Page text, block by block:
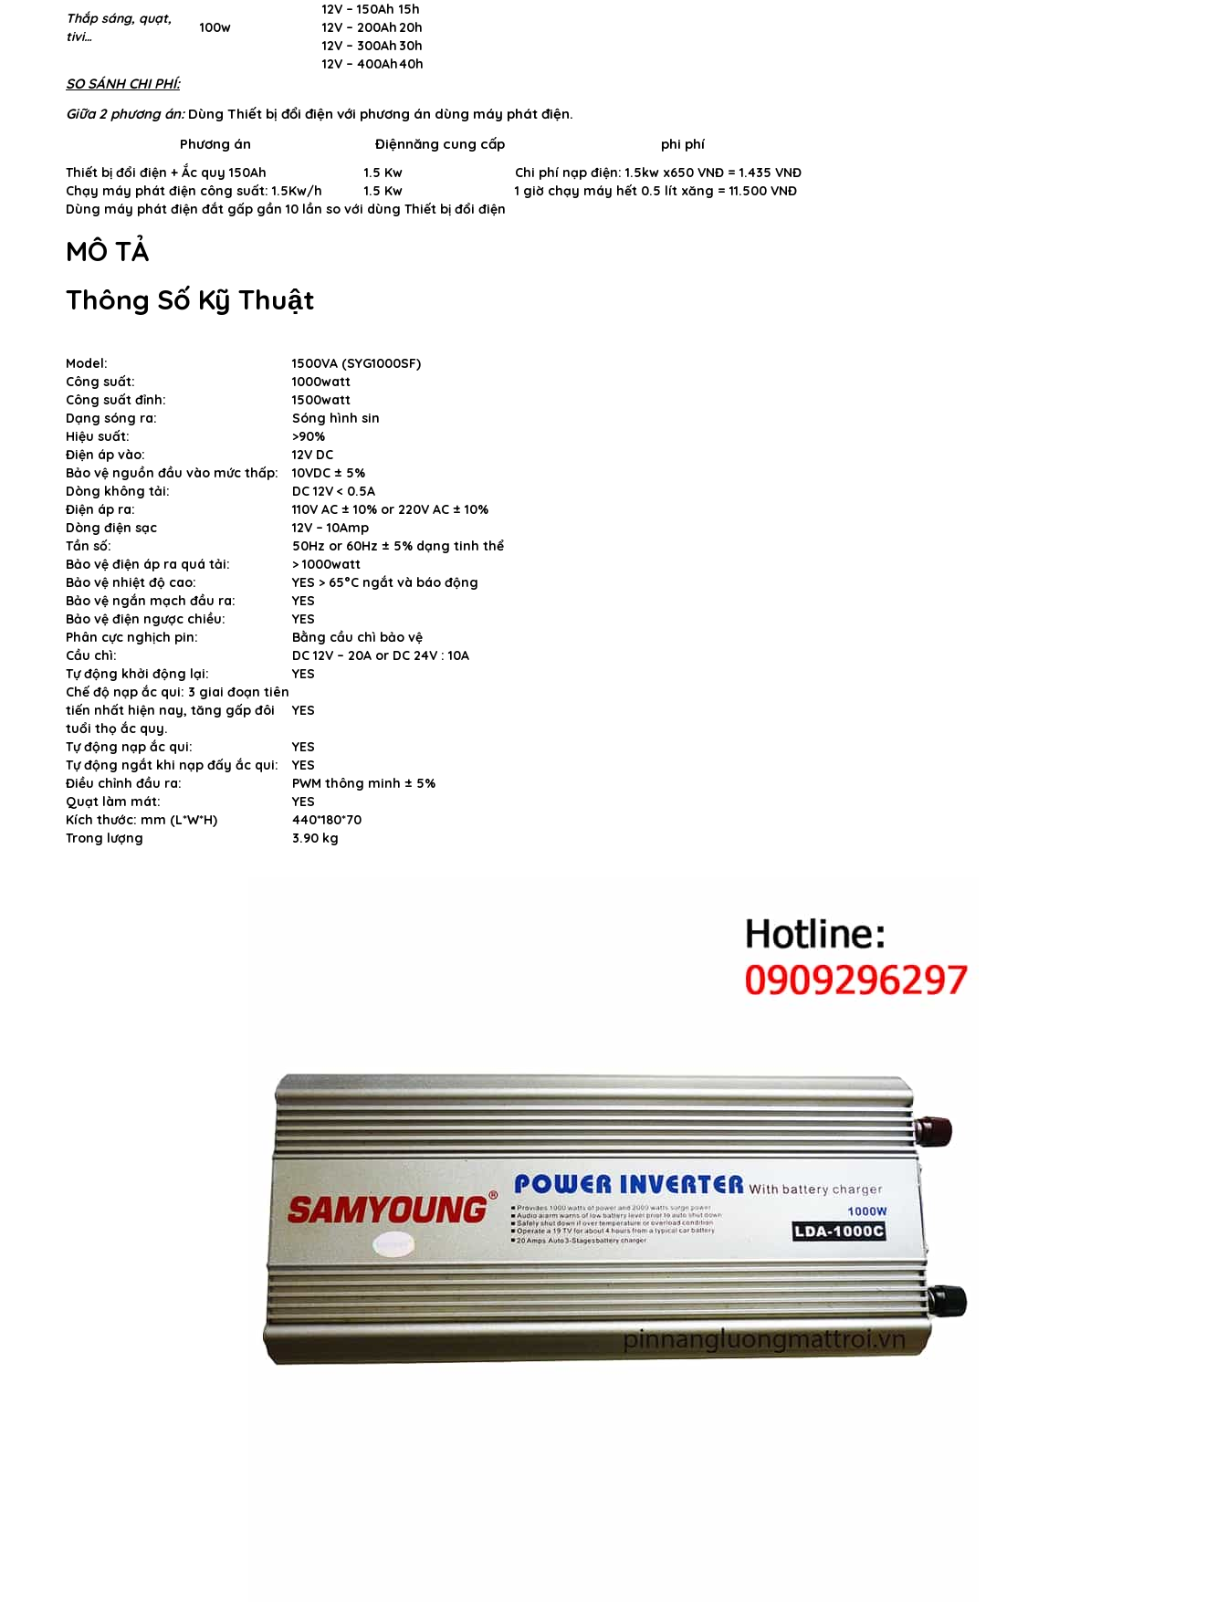
Thắp sáng, quạt,
tivi…
100w
12V – 150Ah 15h
12V – 200Ah 20h
12V – 300Ah 30h
12V – 400Ah40h
SO SÁNH CHI PHÍ:
Giữa 2 phương án:Dùng Thiết bị đổi điện với phương án dùng máy phát điện.
Phương án
Điệnnăng cung cấp phi phí
Thiết bị đổi điện + Ắc quy 150Ah 1.5 Kw
Chi phí nạp điện: 1.5kw x650 VNĐ = 1.435 VNĐ
Chạy máy phát điện công suất: 1.5Kw/h
1.5 Kw
1 giờ chạy máy hết 0.5 lít xăng = 11.500 VNĐ
Dùng máy phát điện đắt gấp gần 10 lần so với dùng Thiết bị đổi điện
MÔ TẢ
Thông Số Kỹ Thuật
Model:
1500VA (SYG1000SF)
Công suất:
1000watt
Công suất đỉnh:
1500watt
Dạng sóng ra:
Sóng hình sin
Hiệu suất:
>90%
Điện áp vào:
12V DC
Bảo vệ nguồn đầu vào mức thấp:
10VDC ± 5%
Dòng không tải:
DC 12V < 0.5A
Điện áp ra:
110V AC ± 10% or 220V AC ± 10%
Dòng điện sạc
12V – 10Amp
Tần số:
50Hz or 60Hz ± 5% dạng tinh thể
Bảo vệ điện áp ra quá tải:
> 1000watt
Bảo vệ nhiệt độ cao:
YES > 65°C ngắt và báo động
Bảo vệ ngắn mạch đầu ra:
YES
Bảo vệ điện ngược chiều:
YES
Phân cực nghịch pin:
Bằng cầu chì bảo vệ
Cầu chì:
DC 12V – 20A or DC 24V : 10A
Tự động khởi động lại:
YES
Chế độ nạp ắc qui: 3 giai đoạn tiên
tiến nhất hiện nay, tăng gấp đôi
tuổi thọ ắc quy.
YES
Tự động nạp ắc qui:
YES
Tự động ngắt khi nạp đấy ắc qui:
YES
Điều chỉnh đầu ra:
PWM thông minh ± 5%
Quạt làm mát:
YES
Kích thước: mm (L*W*H)
440*180*70
Trong lượng
3.90 kg